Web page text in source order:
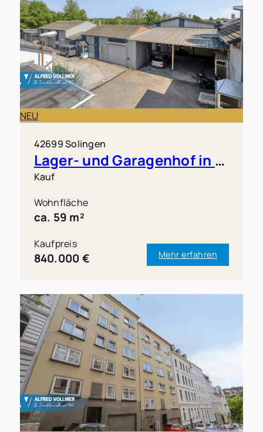
NEU
42699 Solingen
Lager- und Garagenhof in Solingen-Merscheid zu verkaufen!
Kauf
Wohnfläche
ca. 59 m²
Kaufpreis
840.000 € Mehr erfahren